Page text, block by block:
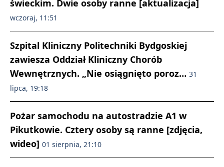
świeckim. Dwie osoby ranne [aktualizacja]
wczoraj, 11:51
Szpital Kliniczny Politechniki Bydgoskiej
zawiesza Oddział Kliniczny Chorób
Wewnętrznych. „Nie osiągnięto poroz… 31
lipca, 19:18
Pożar samochodu na autostradzie A1 w
Pikutkowie. Cztery osoby są ranne [zdjęcia,
wideo] 01 sierpnia, 21:10